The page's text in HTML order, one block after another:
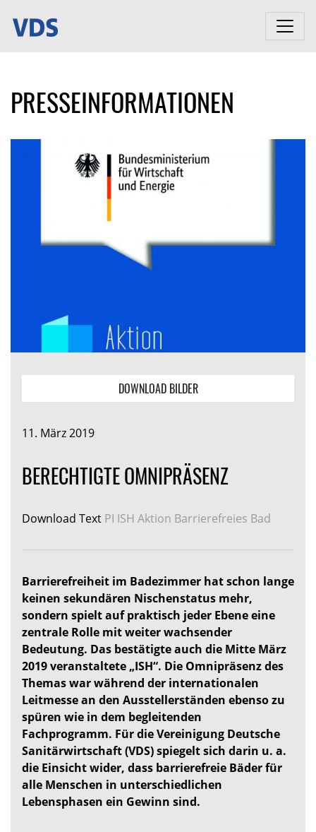
PRESSEINFORMATIONEN
DOWNLOAD BILDER
11. März 2019
BERECHTIGTE OMNIPRÄSENZ
Download Text PI ISH Aktion Barrierefreies Bad
Barrierefreiheit im Badezimmer hat schon lange
keinen sekundären Nischenstatus mehr,
sondern spielt auf praktisch jeder Ebene eine
zentrale Rolle mit weiter wachsender
Bedeutung. Das bestätigte auch die Mitte März
2019 veranstaltete „ISH“. Die Omnipräsenz des
Themas war während der internationalen
Leitmesse an den Ausstellerständen ebenso zu
spüren wie in dem begleitenden
Fachprogramm. Für die Vereinigung Deutsche
Sanitärwirtschaft (VDS) spiegelt sich darin u. a.
die Einsicht wider, dass barrierefreie Bäder für
alle Menschen in unterschiedlichen
Lebensphasen ein Gewinn sind.